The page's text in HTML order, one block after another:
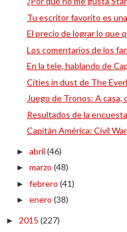
Tu escritor favorito es
El precio de lograr lo que
Los comentarios de los
En la tele, hablando de
Cities in dust de The
Juego de Tronos: A casa,
Resultados de la
Capitán América: Civil
► abril (46)
► marzo (48)
► febrero (41)
► enero (38)
► 2015 (227)